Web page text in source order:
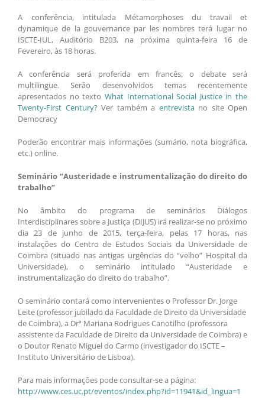
A conferência, intitulada Métamorphoses du travail et
dynamique de la gouvernance par les nombres terá lugar no
ISCTE-IUL, Auditório B203, na próxima quinta-feira 16 de
Fevereiro, às 18 horas.
A conferência será proferida em francês; o debate será
multilingue. Serão desenvolvidos temas recentemente
apresentados no texto What International Social Justice in the
Twenty-First Century?Ver também a entrevistano site Open
Democracy
Poderão encontrar mais informações (sumário, nota biográfica,
etc.) online.
Seminário “Austeridade e instrumentalização do direito do
trabalho”
No âmbito do programa de seminários Diálogos
Interdisciplinares sobre a Justiça (DIJUS) irá realizar-se no próximo
dia 23 de junho de 2015, terça-feira, pelas 17 horas, nas
instalações do Centro de Estudos Sociais da Universidade de
Coimbra (situado nas antigas urgências do “velho” Hospital da
Universidade), o seminário intitulado “Austeridade e
instrumentalização do direito do trabalho”.
O seminário contará como intervenientes o Professor Dr. Jorge
Leite (professor jubilado da Faculdade de Direito da Universidade
de Coimbra), a Drª Mariana Rodrigues Canotilho (professora
assistente da Faculdade de Direito da Universidade de Coimbra) e
o Doutor Renato Miguel do Carmo (investigador do ISCTE –
Instituto Universitário de Lisboa).
Para mais informações pode consultar-se a página:
http://www.ces.uc.pt/eventos/index.php?id=11941&id_lingua=1